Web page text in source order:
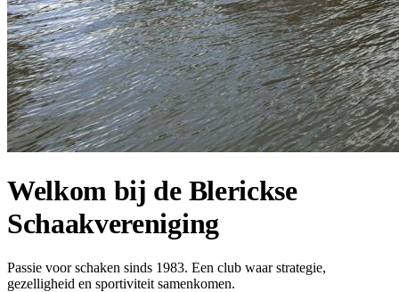
Welkom bij de Blerickse
Schaakvereniging
Passie voor schaken sinds 1983. Een club waar strategie,
gezelligheid en sportiviteit samenkomen.